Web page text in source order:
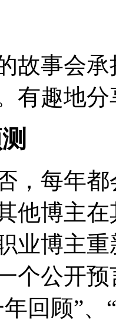
故事会
有趣地
，每年
他博主
博主重
个公开
回顾”、